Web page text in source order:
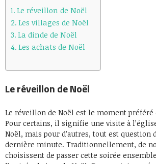
Le réveillon de Noël
Les villages de Noël
La dinde de Noël
Les achats de Noël
Le réveillon de Noël
Le réveillon de Noël est le moment préféré
Pour certains, il signifie une visite à
Noël, mais pour d’autres, tout est question
dernière minute. Traditionnellement, de
choisissent de passer cette soirée